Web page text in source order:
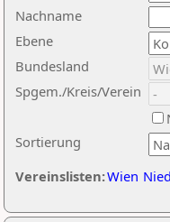
Nachname
Ebene
Sortierung
Bundesland
Spgem./Kreis/Verein
Vereinslisten:Wien